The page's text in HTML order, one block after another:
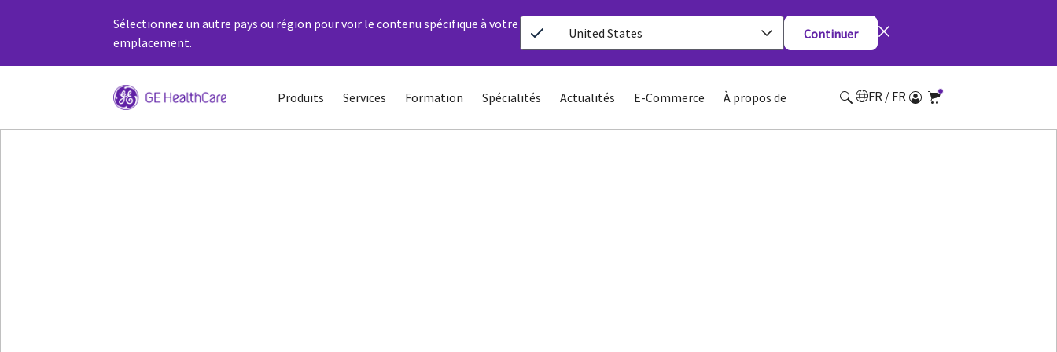
Sélectionnez un autre pays ou région pour voir le contenu spécifique à votre
emplacement.
United States Continuer
Produits Services Formation Spécialités Actualités E-Commerce À propos de FR / FR